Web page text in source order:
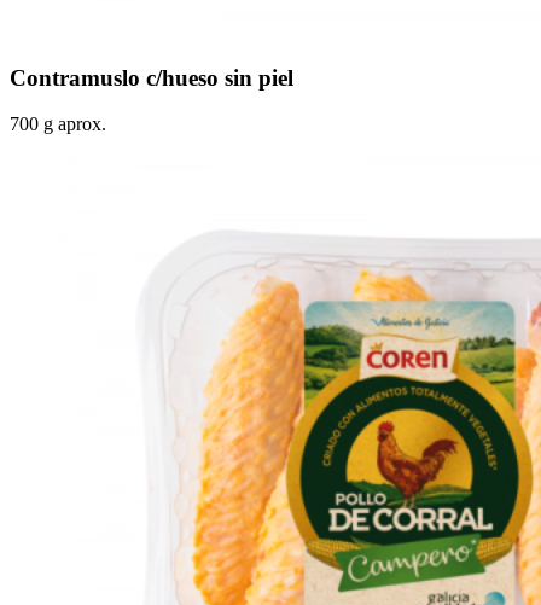
Contramuslo c/hueso sin piel
700 g aprox.